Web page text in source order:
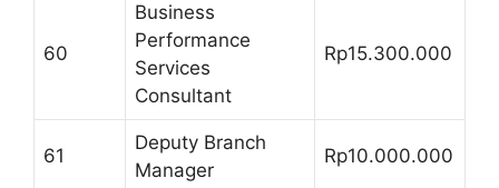
60
Business
Performance
Services
Consultant
Rp15.300.000
61
Deputy Branch
Manager
Rp10.000.000